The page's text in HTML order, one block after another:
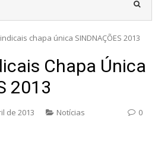
chapa única SINDNAÇÕES 2013
Chapa Única
2013
de 2013 Notícias 0